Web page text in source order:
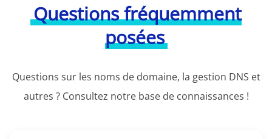
Questions fréquemment
posées
Questions sur les noms de domaine, la gestion DNS et
autres ? Consultez notre base de connaissances !